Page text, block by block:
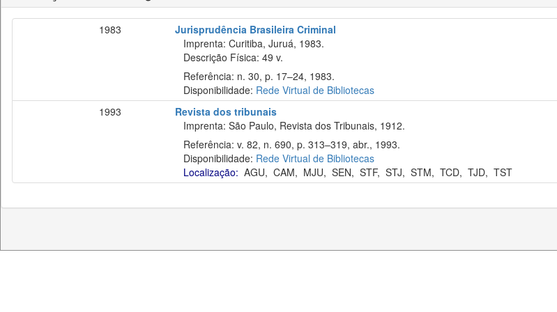
1983
Jurisprudência Brasileira Criminal
Imprenta: Curitiba, Juruá, 1983.
Descrição Física: 49 v.
Referência: n. 30, p. 17–24, 1983.
Disponibilidade: Rede Virtual de Bibliotecas
1993
Revista dos tribunais
Imprenta: São Paulo, Revista dos Tribunais, 1912.
Referência: v. 82, n. 690, p. 313–319, abr., 1993.
Disponibilidade: Rede Virtual de Bibliotecas
Localização: AGU, CAM, MJU, SEN, STF, STJ, STM, TCD, TJD, TST